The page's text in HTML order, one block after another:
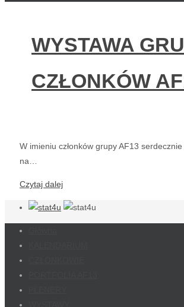
WYSTAWA
CZŁONKÓW
W imieniu członków grupy AF13
na…
Czytaj dalej